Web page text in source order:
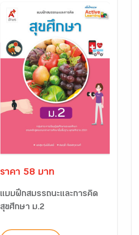
ราคา 58 บาท
แบบฝึกสมรรถนะและการคิด
สุขศึกษา ม.2